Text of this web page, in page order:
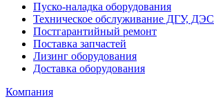
Пуско-наладка оборудования
Техническое обслуживание ДГУ, ДЭС
Постгарантийный ремонт
Поставка запчастей
Лизинг оборудования
Доставка оборудования
Компания